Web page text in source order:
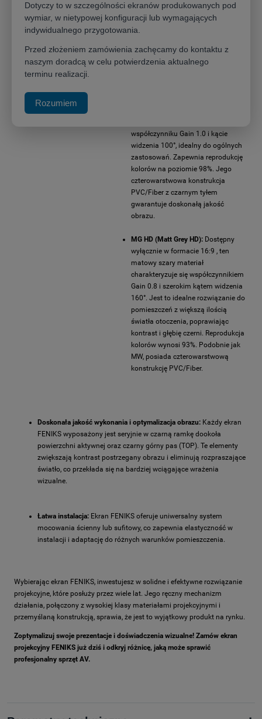
zastosowań – od prezentacji biznesowych po oglądanie filmów.
Ekran dostępny jest w szerokościach od 171 cm do 282 cm, co
umożliwia wybór idealnego rozmiaru dla każdego pomieszczenia.
pozwalające na odpowiednie dopasowanie wysokości ekranu do
warunków w pomieszczeniu.
Dwa rodzaje powierzchni projekcyjnych dla optymalnego obrazu:
współczynniku Gain 1.0 i kącie
widzenia 100°, idealny do ogólnych
zastosowań. Zapewnia reprodukcję
kolorów na poziomie 98%. Jego
czterowarstwowa konstrukcja
PVC/Fiber z czarnym tyłem
gwarantuje doskonałą jakość
obrazu.
MG HD (Matt Grey HD): Dostępny
wyłącznie w formacie 16:9 , ten
matowy szary materiał
charakteryzuje się współczynnikiem
Gain 0.8 i szerokim kątem widzenia
160°. Jest to idealne rozwiązanie do
pomieszczeń z większą ilością
światła otoczenia, poprawiając
kontrast i głębię czerni. Reprodukcja
kolorów wynosi 93%. Podobnie jak
MW, posiada czterowarstwową
konstrukcję PVC/Fiber.
Doskonała jakość wykonania i optymalizacja obrazu: Każdy ekran
FENIKS wyposażony jest seryjnie w czarną ramkę dookoła
powierzchni aktywnej oraz czarny górny pas (TOP). Te elementy
zwiększają kontrast postrzegany obrazu i eliminują rozpraszające
światło, co przekłada się na bardziej wciągające wrażenia
wizualne.
Łatwa instalacja: Ekran FENIKS oferuje uniwersalny system
mocowania ścienny lub sufitowy, co zapewnia elastyczność w
instalacji i adaptację do różnych warunków pomieszczenia.
Wybierając ekran FENIKS, inwestujesz w solidne i efektywne rozwiązanie
projekcyjne, które posłuży przez wiele lat. Jego ręczny mechanizm
działania, połączony z wysokiej klasy materiałami projekcyjnymi i
przemyślaną konstrukcją, sprawia, że jest to wyjątkowy produkt na rynku.
Zoptymalizuj swoje prezentacje i doświadczenia wizualne! Zamów ekran
projekcyjny FENIKS już dziś i odkryj różnicę, jaką może sprawić
profesjonalny sprzęt AV.
Dotyczy to w szczególności ekranów produkowanych pod
wymiar, w nietypowej konfiguracji lub wymagających
indywidualnego przygotowania.
Przed złożeniem zamówienia zachęcamy do kontaktu z
naszym doradcą w celu potwierdzenia aktualnego
terminu realizacji.
Rozumiem